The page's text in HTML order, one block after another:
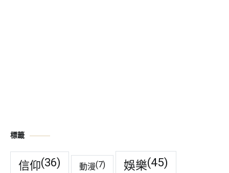
標籤
信仰(36) 動漫(7) 娛樂(45)